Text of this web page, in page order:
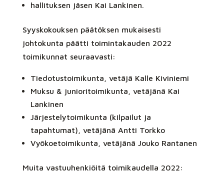
hallituksen jäsen Kai Lankinen.
Syyskokouksen päätöksen mukaisesti
johtokunta päätti toimintakauden 2022
toimikunnat seuraavasti:
Tiedotustoimikunta, vetäjä Kalle Kiviniemi
Muksu & junioritoimikunta, vetäjänä Kai
Lankinen
Järjestelytoimikunta (kilpailut ja
tapahtumat), vetäjänä Antti Torkko
Vyökoetoimikunta, vetäjänä Jouko Rantanen
Muita vastuuhenkiöitä toimikaudella 2022: